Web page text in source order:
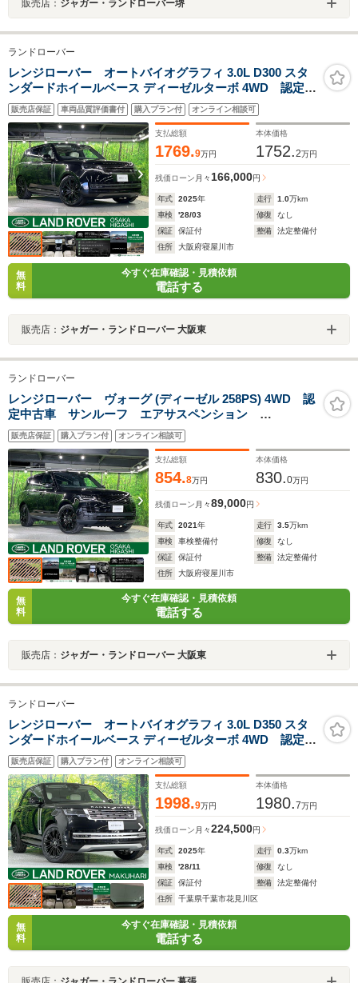
販売店： ジャガー・ランドローバー堺
ランドローバー
レンジローバー オートバイオグラフィ 3.0L D300 スタ
ンダードホイールベース ディーゼルターボ 4WD 認定中
古車 エアサス サンルーフ デジタルインナーミラ
ー シャドーエクステリアパック 全席シートヒーター
＆ベンチレーション MERIDIAN ワイヤレスデバイス
チャージ 純正22インチアルミ
販売店保証 車両品質評価書付 購入プラン付 オンライン相談可
支払総額
1769.9万円
本体価格
1752.2万円
残価ローン 月々 166,000円
年式 2025年 走行 1.0万km
車検
'28/03 修復
なし
保証
保証付 整備
法定整備付
住所
大阪府寝屋川市
無
料
今すぐ在庫確認・見積依頼
電話する
販売店： ジャガー・ランドローバー 大阪東
ランドローバー
レンジローバー ヴォーグ (ディーゼル 258PS) 4WD 認
定中古車 サンルーフ エアサスペンション
MERIDIAN アダプティブクルーズ ブラインドスポッ
トモニター 全席シートヒーター 4ゾーンクライメート
コントロール パドルシフト 純正21インチアルミ
販売店保証 購入プラン付 オンライン相談可
支払総額
854.8万円
本体価格
830.0万円
残価ローン 月々89,000円
年式 2021年 走行 3.5万km
車検
車検整備付 修復
なし
保証
保証付 整備
法定整備付
住所
大阪府寝屋川市
無
料
今すぐ在庫確認・見積依頼
電話する
販売店： ジャガー・ランドローバー 大阪東
ランドローバー
レンジローバー オートバイオグラフィ 3.0L D350 スタ
ンダードホイールベース ディーゼルターボ 4WD 認定中
古車 エアサス サンルーフ デジタルインナーミラ
ー 全席シートヒーター＆ベンチレーション
MERIDIANサウンドシステム 純正22インチアルミホイ
ール インタラクティブドライバーディスプレイ
販売店保証 購入プラン付 オンライン相談可
支払総額
1998.9万円
本体価格
1980.7万円
残価ローン 月々224,500円
年式 2025年 走行 0.3万km
車検
'28/11 修復
なし
保証
保証付 整備
法定整備付
住所
千葉県千葉市花見川区
無
料
今すぐ在庫確認・見積依頼
電話する